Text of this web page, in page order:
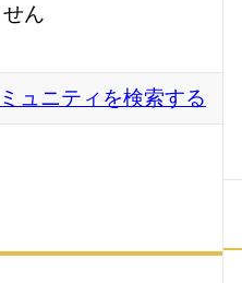
ん
ュニティを検索する